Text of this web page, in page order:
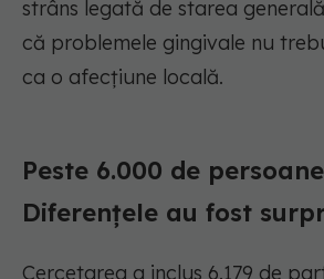
strâns legată de starea
că problemele gingivale nu
ca o afecțiune locală.
Peste 6.000 de
Diferențele au fost
Cercetarea a inclus 6.179 de